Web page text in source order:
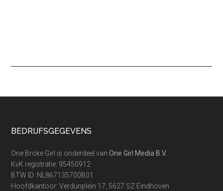
Footer
BEDRIJFSGEGEVENS
One Broke Girl is onderdeel vanOne Girl Media B.V.
KvK registratie: 95450912
BTW ID: NL867135700B01
Hoofdkantoor: Verdunplein 17, 5627 SZ Eindhoven